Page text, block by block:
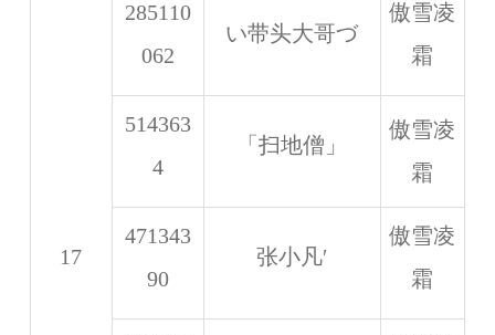
17
285110
062
い带头大哥づ
傲雪凌
霜
514363
4
「扫地僧」
傲雪凌
霜
471343
90
张小凡′
傲雪凌
霜